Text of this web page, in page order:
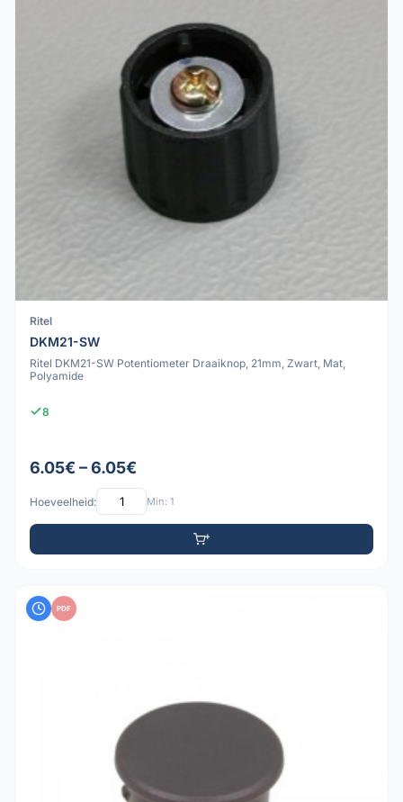
Ritel
DKM21-SW
Ritel DKM21-SW Potentiometer Draaiknop, 21mm, Zwart, Mat,
Polyamide
8
6.05€ – 6.05€
Hoeveelheid: Min: 1
PDF